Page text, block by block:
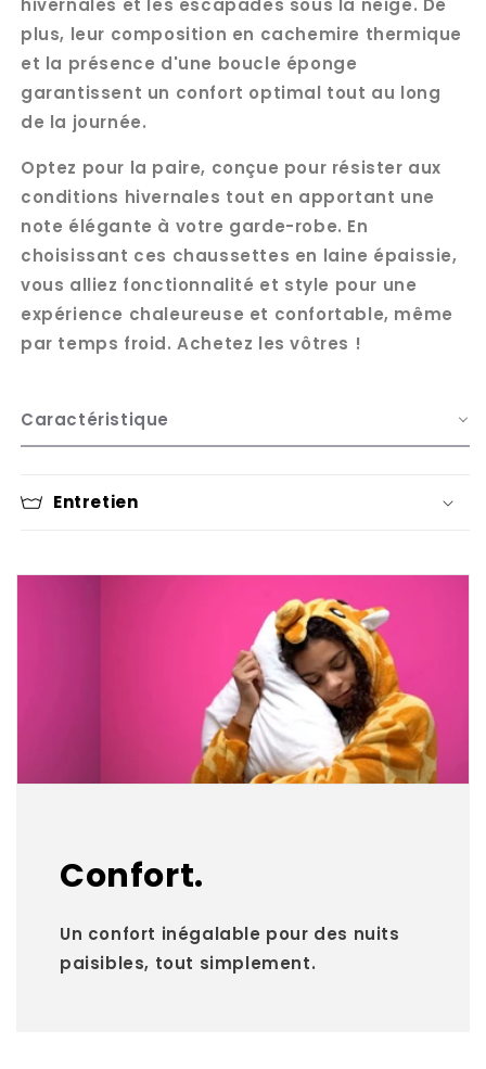
hivernales et les escapades sous la neige. De
plus, leur composition en cachemire thermique
et la présence d'une boucle éponge
garantissent un confort optimal tout au long
de la journée.
Optez pour la paire, conçue pour résister aux
conditions hivernales tout en apportant une
note élégante à votre garde-robe. En
choisissant ces chaussettes en laine épaissie,
vous alliez fonctionnalité et style pour une
expérience chaleureuse et confortable, même
par temps froid. Achetez les vôtres !
Caractéristique
Entretien
Confort.
Un confort inégalable pour des nuits
paisibles, tout simplement.